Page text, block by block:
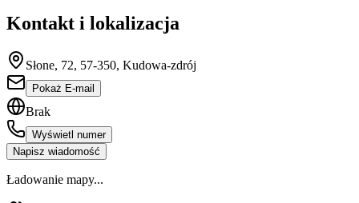
Kontakt i lokalizacja
Słone, 72, 57-350, Kudowa-zdrój
Pokaż E-mail
Brak
Wyświetl numer
Napisz wiadomość
Ładowanie mapy...